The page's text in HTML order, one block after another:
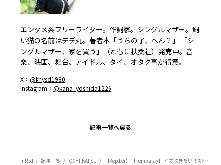
エンタメ系フリーライター。作詞家。シングルマザー。飼
い猫の名前はデデ丸。著者本「うちの子、へん？」 「シ
ングルマザー、家を買う」（ともに扶桑社）発売中。音
楽、映画、舞台、アイドル、タイ、オタク事が得意。
X：@knysd1980
Instagram：@kana_yoshida1226
記事一覧へ戻る
InRed 記事一覧 OSHI-KATSU 【Kep1er】【Tempalay】イマ聴きたい！初回映像特典も話題の新作アルバム